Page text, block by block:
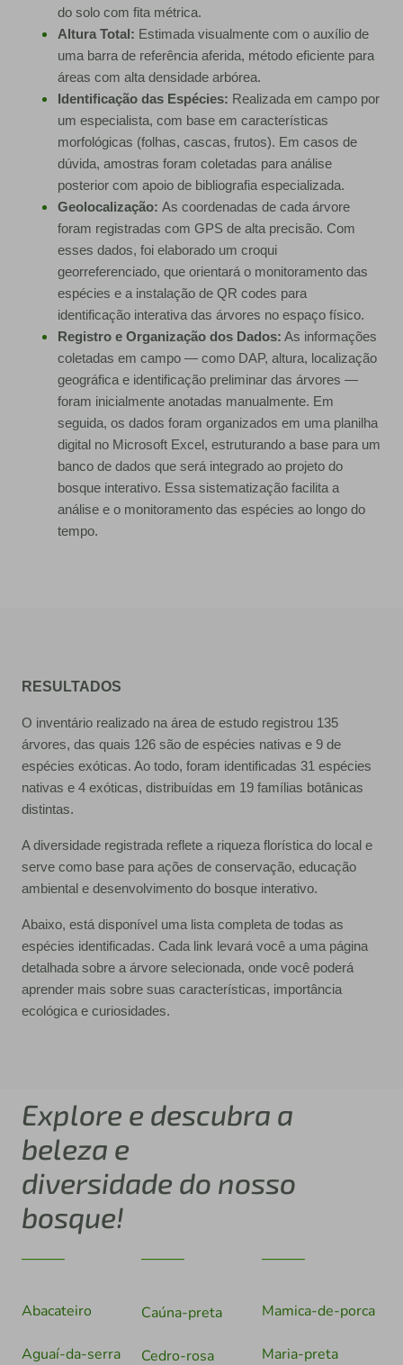
do solo com fita métrica.
Altura Total: Estimada visualmente com o auxílio de
uma barra de referência aferida, método eficiente para
áreas com alta densidade arbórea.
Identificação das Espécies: Realizada em campo por
um especialista, com base em características
morfológicas (folhas, cascas, frutos). Em casos de
dúvida, amostras foram coletadas para análise
posterior com apoio de bibliografia especializada.
Geolocalização: As coordenadas de cada árvore
foram registradas com GPS de alta precisão. Com
esses dados, foi elaborado um croqui
georreferenciado, que orientará o monitoramento das
espécies e a instalação de QR codes para
identificação interativa das árvores no espaço físico.
Registro e Organização dos Dados: As informações
coletadas em campo — como DAP, altura, localização
geográfica e identificação preliminar das árvores —
foram inicialmente anotadas manualmente. Em
seguida, os dados foram organizados em uma planilha
digital no Microsoft Excel, estruturando a base para um
banco de dados que será integrado ao projeto do
bosque interativo. Essa sistematização facilita a
análise e o monitoramento das espécies ao longo do
tempo.
RESULTADOS
O inventário realizado na área de estudo registrou 135
árvores, das quais 126 são de espécies nativas e 9 de
espécies exóticas. Ao todo, foram identificadas 31 espécies
nativas e 4 exóticas, distribuídas em 19 famílias botânicas
distintas.
A diversidade registrada reflete a riqueza florística do local e
serve como base para ações de conservação, educação
ambiental e desenvolvimento do bosque interativo.
Abaixo, está disponível uma lista completa de todas as
espécies identificadas. Cada link levará você a uma página
detalhada sobre a árvore selecionada, onde você poderá
aprender mais sobre suas características, importância
ecológica e curiosidades.
Explore e descubra a
beleza e
diversidade do nosso
bosque!
Abacateiro
Aguaí-da-serra
Caúna-preta
Cedro-rosa
Mamica-de-porca
Maria-preta